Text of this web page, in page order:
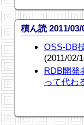
積ん読 2011/03/
OSS-DB
(2011/02/
RDB開発
って代わ